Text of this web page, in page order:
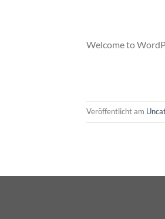
Welcome to
Veröffentlicht am